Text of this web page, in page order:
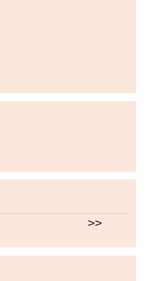
>>